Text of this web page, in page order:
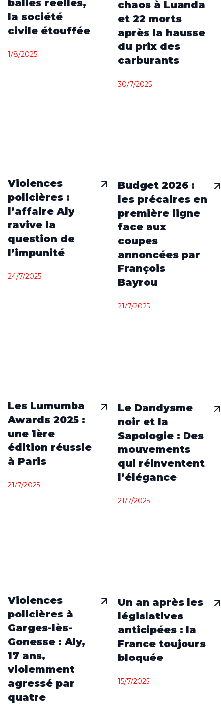
balles réelles,
la société
civile étouffée
1/8/2025
chaos à Luanda
et 22 morts
après la hausse
du prix des
carburants
30/7/2025
Violences
policières :
l’affaire Aly
ravive la
question de
l’impunité
24/7/2025
Budget 2026 :
les précaires en
première ligne
face aux
coupes
annoncées par
François
Bayrou
21/7/2025
Les Lumumba
Awards 2025 :
une 1ère
édition réussie
à Paris
21/7/2025
Le Dandysme
noir et la
Sapologie : Des
mouvements
qui réinventent
l’élégance
21/7/2025
Violences
policières à
Garges-lès-
Gonesse : Aly,
17 ans,
violemment
agressé par
quatre
Un an après les
législatives
anticipées : la
France toujours
bloquée
15/7/2025